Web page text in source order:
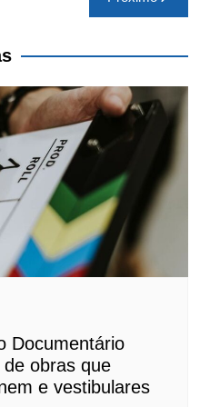
Documentário
obras que
e vestibulares